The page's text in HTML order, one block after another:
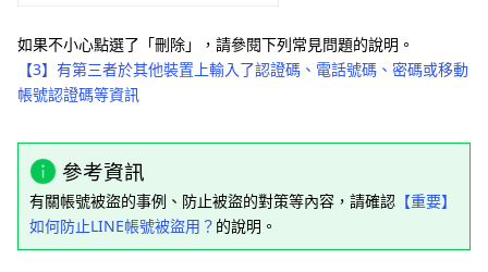
如果不小心點選了「刪除」，請參閱下列常見問題的說明。
【3】有第三者於其他裝置上輸入了認證碼、電話號碼、密碼或移動
帳號認證碼等資訊
參考資訊
有關帳號被盜的事例、防止被盜的對策等內容，請確認 【重要】
如何防止LINE帳號被盜用？ 的說明。